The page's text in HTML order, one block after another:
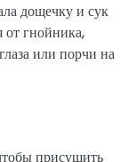
дощечку и сук
гнойника,
или порчи на
присушить